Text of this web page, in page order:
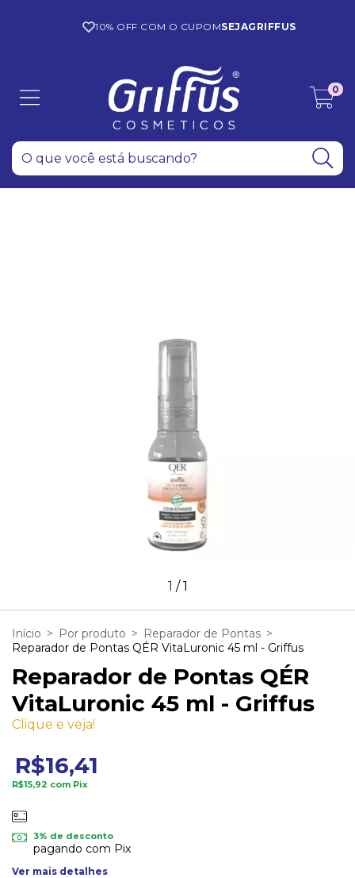
10% OFF COM O CUPOMSEJAGRIFFUS
0
1 /1
Início > Por produto > Reparador de Pontas >
Reparador de Pontas QÉR VitaLuronic 45 ml - Griffus
Reparador de Pontas QÉR
VitaLuronic 45 ml - Griffus
Clique e veja!
R$16,41
R$15,92 com Pix
3% de desconto
pagando com Pix
Ver mais detalhes